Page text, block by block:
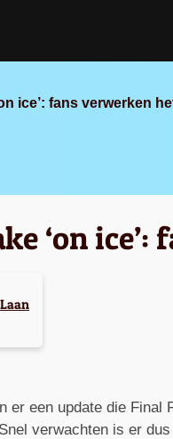
ice’: fans verwerken
‘on
er een update die
verwachten is er